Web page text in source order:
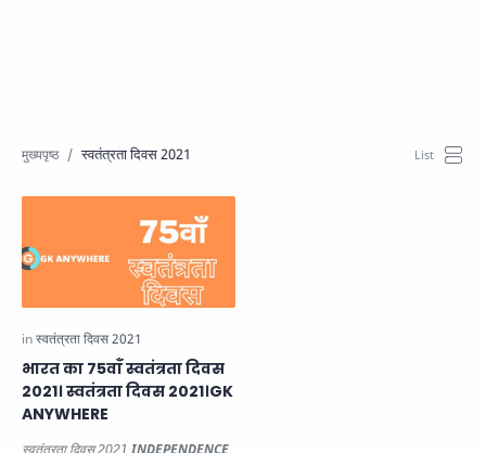
स्वतंत्रता दिवस 2021
भारत का 75वाँ स्वतंत्रता दिवस
2021। स्वतंत्रता दिवस 2021।GK
ANYWHERE
स्वतंत्रता दिवस 2021INDEPENDENCE